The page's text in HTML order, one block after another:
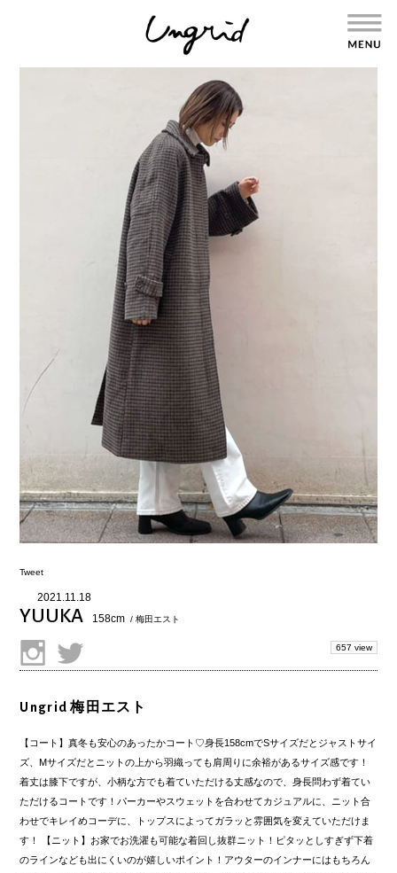
Tweet
2021.11.18
YUUKA 158cm / 梅田エスト
657 view
Ungrid 梅田エスト
【コート】真冬も安心のあったかコート♡身長158cmでSサイズだとジャストサイ
ズ、Mサイズだとニットの上から羽織っても肩周りに余裕があるサイズ感です！
着丈は膝下ですが、小柄な方でも着ていただける丈感なので、身長問わず着てい
ただけるコートです！パーカーやスウェットを合わせてカジュアルに、ニット合
わせでキレイめコーデに、トップスによってガラッと雰囲気を変えていただけま
す！ 【ニット】お家でお洗濯も可能な着回し抜群ニット！ピタッとしすぎず下着
のラインなども出にくいのが嬉しいポイント！アウターのインナーにはもちろん